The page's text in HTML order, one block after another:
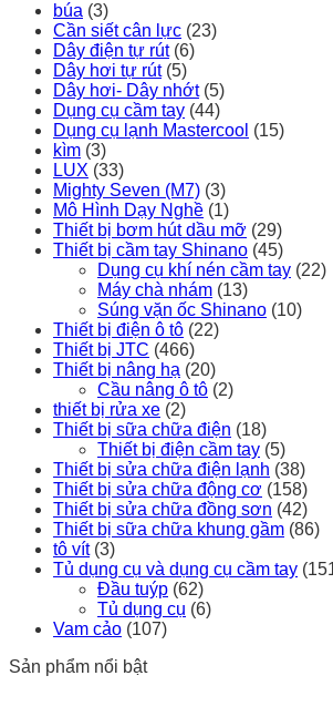
búa (3)
Cần siết cân lực (23)
Dây điện tự rút (6)
Dây hơi tự rút (5)
Dây hơi- Dây nhớt (5)
Dụng cụ cầm tay (44)
Dụng cụ lạnh Mastercool (15)
kìm (3)
LUX (33)
Mighty Seven (M7) (3)
Mô Hình Dạy Nghề (1)
Thiết bị bơm hút dầu mỡ (29)
Thiết bị cầm tay Shinano (45)
Dụng cụ khí nén cầm tay (22)
Máy chà nhám (13)
Súng vặn ốc Shinano (10)
Thiết bị điện ô tô (22)
Thiết bị JTC (466)
Thiết bị nâng hạ (20)
Cầu nâng ô tô (2)
thiết bị rửa xe (2)
Thiết bị sữa chữa điện (18)
Thiết bị điện cầm tay (5)
Thiết bị sửa chữa điện lạnh (38)
Thiết bị sửa chữa động cơ (158)
Thiết bị sửa chữa đồng sơn (42)
Thiết bị sữa chữa khung gầm (86)
tô vít (3)
Tủ dụng cụ và dụng cụ cầm tay
Đầu tuýp (62)
Tủ dụng cụ (6)
Vam cảo (107)
Sản phẩm nổi bật